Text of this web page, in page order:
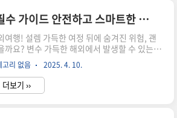
, 계약, 계약금, 특약, 환불, 여행사, 여행계약
쟁해결)1. 믿음직한 여행사 선정: 성공적인
의 시작여행의 시작은 믿을 수 있는 여행사를
하는 것부터입니다. "등록 여행업체"인지 확
는 것은 기본 중의 기본이죠! 문화체육관광부
집이나 관광사업정보시스템에서 간편하게 확
수 있답니다. ..
해외여행자보험 필수 가이드 안전하고 스마트한 여행 준비
여행! 설렘 가득한 여정 뒤에 숨겨진 위험, 괜
까요? 변수 가득한 해외에서 발생할 수 있는 의
고, 휴대품 손해, 배상 책임까지! 이 모든 걱정
자보험 , 이제 필수 입니다! 가
꼭 알아야 할 핵심 정보와 꿀팁까지, 지금 바
요! 안전하고 스마트한 여행 , 지금 시
고리 없음 2025. 4. 10.
더보기 ››